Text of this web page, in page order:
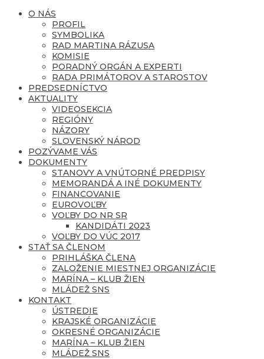
O NÁS
PROFIL
SYMBOLIKA
RAD MARTINA RÁZUSA
KOMISIE
PORADNÝ ORGÁN A EXPERTI
RADA PRIMÁTOROV A STAROSTOV
PREDSEDNÍCTVO
AKTUALITY
VIDEOSEKCIA
REGIÓNY
NÁZORY
SLOVENSKÝ NÁROD
POZÝVAME VÁS
DOKUMENTY
STANOVY A VNÚTORNÉ PREDPISY
MEMORANDÁ A INÉ DOKUMENTY
FINANCOVANIE
EUROVOĽBY
VOĽBY DO NR SR
KANDIDÁTI 2023
VOĽBY DO VÚC 2017
STAŤ SA ČLENOM
PRIHLÁŠKA ČLENA
ZALOŽENIE MIESTNEJ ORGANIZÁCIE
MARÍNA – KLUB ŽIEN
MLÁDEŽ SNS
KONTAKT
ÚSTREDIE
KRAJSKÉ ORGANIZÁCIE
OKRESNÉ ORGANIZÁCIE
MARÍNA – KLUB ŽIEN
MLÁDEŽ SNS